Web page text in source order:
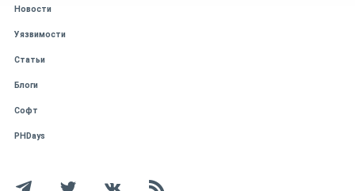
Новости
Уязвимости
Статьи
Блоги
Софт
PHDays